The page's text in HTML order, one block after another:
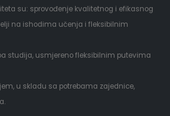
su: sprovođenje kvalitetnog i efikasnog
na ishodima učenja i fleksibilnim
studija, usmjereno fleksibilnim putevima
u skladu sa potrebama zajednice,